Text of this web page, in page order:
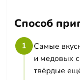
Способ
1
Самые
и медовых
твёрдые